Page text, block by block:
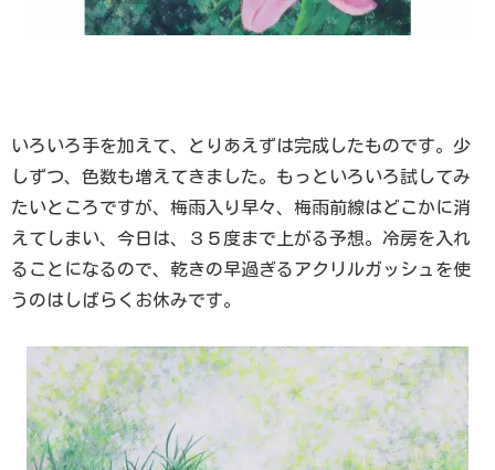
いろいろ手を加えて、とりあえずは完成したものです。少
しずつ、色数も増えてきました。もっといろいろ試してみ
たいところですが、梅雨入り早々、梅雨前線はどこかに消
えてしまい、今日は、３５度まで上がる予想。冷房を入れ
ることになるので、乾きの早過ぎるアクリルガッシュを使
うのはしばらくお休みです。